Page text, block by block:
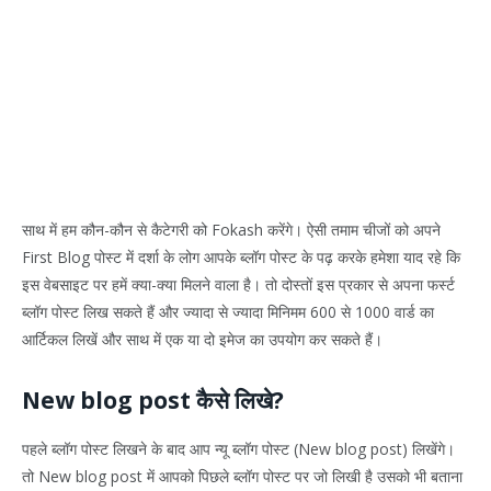
साथ में हम कौन-कौन से कैटेगरी को Fokash करेंगे। ऐसी तमाम चीजों को अपने
First Blog पोस्ट में दर्शा के लोग आपके ब्लॉग पोस्ट के पढ़ करके हमेशा याद रहे कि
इस वेबसाइट पर हमें क्या-क्या मिलने वाला है। तो दोस्तों इस प्रकार से अपना फर्स्ट
ब्लॉग पोस्ट लिख सकते हैं और ज्यादा से ज्यादा मिनिमम 600 से 1000 वार्ड का
आर्टिकल लिखें और साथ में एक या दो इमेज का उपयोग कर सकते हैं।
New blog post कैसे लिखे?
पहले ब्लॉग पोस्ट लिखने के बाद आप न्यू ब्लॉग पोस्ट (New blog post) लिखेंगे।
तो New blog post में आपको पिछले ब्लॉग पोस्ट पर जो लिखी है उसको भी बताना